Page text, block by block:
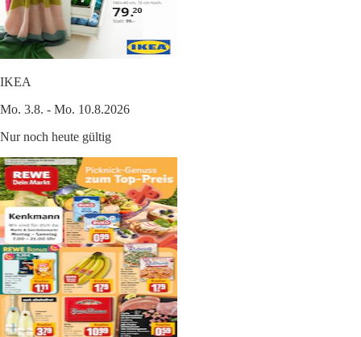
IKEA
Mo. 3.8. - Mo. 10.8.2026
Nur noch heute gültig